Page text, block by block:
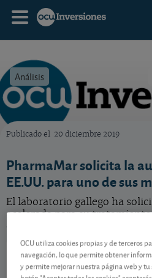
Análisis
Publicado el 20 diciembre 2019
PharmaMar solicita la
EE.UU. para uno de sus
El laboratorio gallego ha
acelerada para su
PharmaMar
ES0169501022
OCU utiliza cookies propias y de terceros
navegación, lo que permite obtener
y permite mejorar nuestra página web y tu